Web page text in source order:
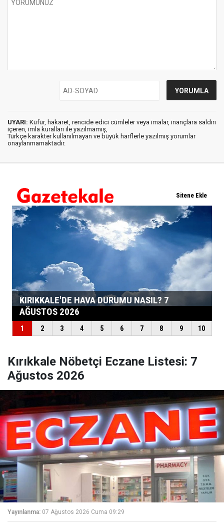
UYARI: Küfür, hakaret, rencide edici cümleler veya imalar, inançlara saldırı
içeren, imla kuralları ile yazılmamış,
Türkçe karakter kullanılmayan ve büyük harflerle yazılmış yorumlar
onaylanmamaktadır.
Kırıkkale Nöbetçi Eczane Listesi: 7
Ağustos 2026
Yayınlanma: 07 Ağustos 2026 Cuma 09:29